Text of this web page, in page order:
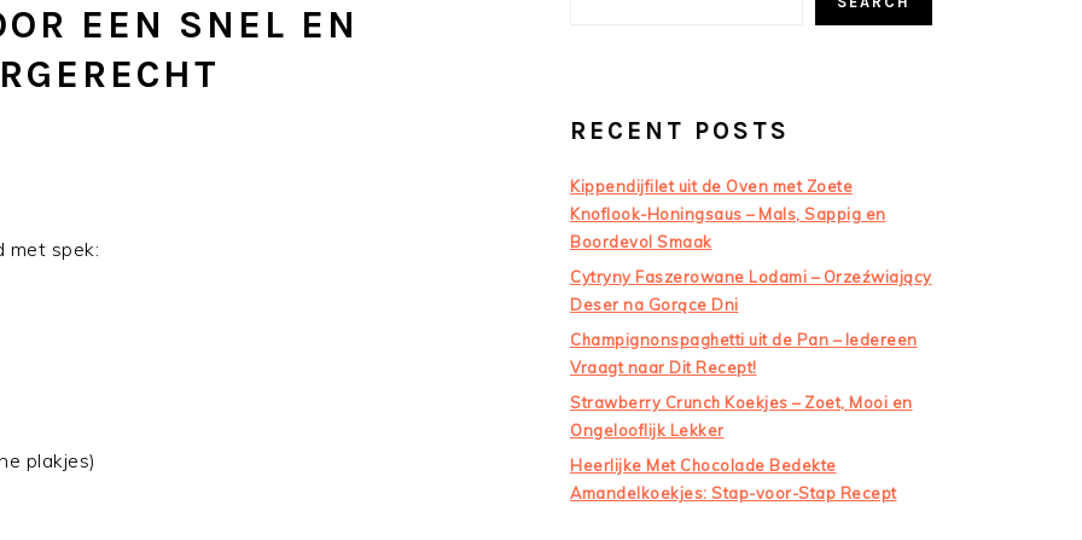
EEN SNEL EN
met spek:
plakjes)
RECENT POSTS
Kippendijfilet uit de Oven met Zoete
Knoflook-Honingsaus – Mals, Sappig en
Boordevol Smaak
Cytryny Faszerowane Lodami – Orzeźwiający
Deser na Gorące Dni
Champignonspaghetti uit de Pan – Iedereen
Vraagt naar Dit Recept!
Strawberry Crunch Koekjes – Zoet, Mooi en
Ongelooflijk Lekker
Heerlijke Met Chocolade Bedekte
Amandelkoekjes: Stap-voor-Stap Recept